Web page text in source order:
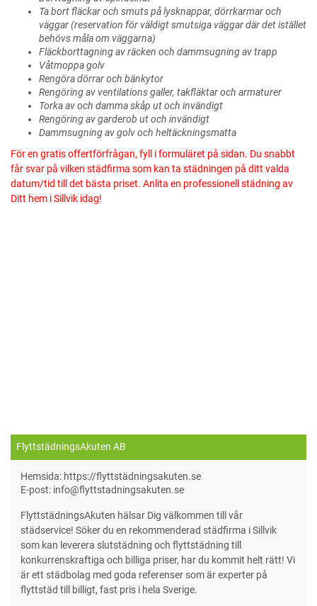
Ta bort fläckar och smuts på lysknappar, dörrkarmar och
väggar (reservation för väldigt smutsiga väggar där det istället
behövs måla om väggarna)
Fläckborttagning av räcken och dammsugning av trapp
Våtmoppa golv
Rengöra dörrar och bänkytor
Rengöring av ventilations galler, takfläktar och armaturer
Torka av och damma skåp ut och invändigt
Rengöring av garderob ut och invändigt
Dammsugning av golv och heltäckningsmatta
För en gratis offertförfrågan, fyll i formuläret på sidan. Du snabbt
får svar på vilken städfirma som kan ta städningen på ditt valda
datum/tid till det bästa priset. Anlita en professionell städning av
Ditt hem i Sillvik idag!
FlyttstädningsAkuten AB
Hemsida: https://flyttstädningsakuten.se
E-post: info@flyttstadningsakuten.se
FlyttstädningsAkuten hälsar Dig välkommen till vår
städservice! Söker du en rekommenderad städfirma i Sillvik
som kan leverera slutstädning och flyttstädning till
konkurrenskraftiga och billiga priser, har du kommit helt rätt! Vi
är ett städbolag med goda referenser som är experter på
flyttstäd till billigt, fast pris i hela Sverige.